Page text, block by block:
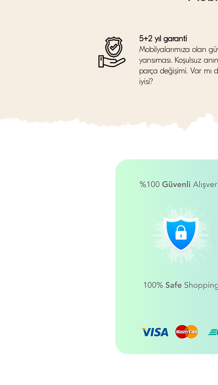
5+2 yıl garanti
Mobilyalarımıza olan
yansıması. Koşulsuz
parça değişimi. Var mı
iyisi?